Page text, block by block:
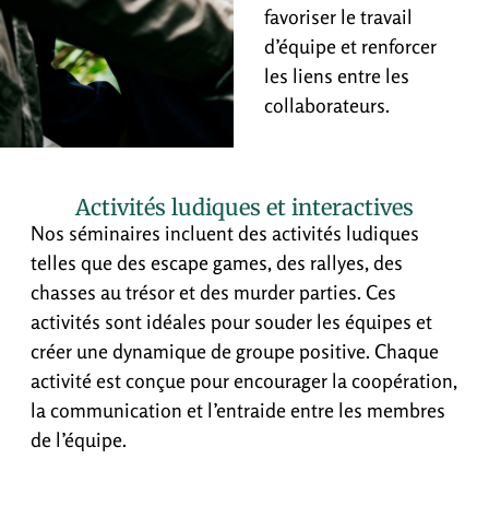
favoriser le travail
d’équipe et renforcer
les liens entre les
collaborateurs.
Activités ludiques et interactives
Nos séminaires incluent des activités ludiques
telles que des escape games, des rallyes, des
chasses au trésor et des murder parties. Ces
activités sont idéales pour souder les équipes et
créer une dynamique de groupe positive. Chaque
activité est conçue pour encourager la coopération,
la communication et l’entraide entre les membres
de l’équipe.